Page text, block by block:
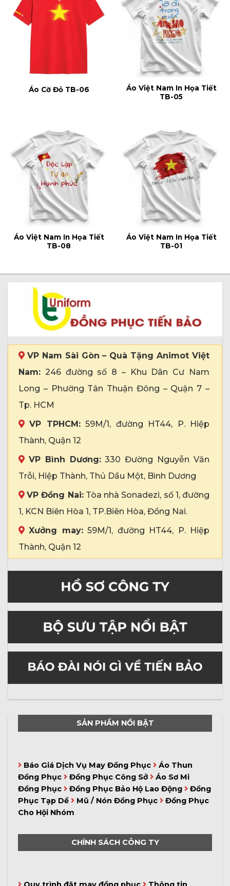
Áo Cờ Đỏ TB-06
Áo Việt Nam In Họa Tiết
TB-05
Áo Việt Nam In Họa Tiết
TB-08
Áo Việt Nam In Họa Tiết
TB-01
VP Nam Sài Gòn – Quà Tặng Animot Việt
Nam: 246 đường số 8 – Khu Dân Cư Nam
Long – Phường Tân Thuận Đông – Quận 7 –
Tp. HCM
VP TPHCM:59M/1, đường HT44, P. Hiệp
Thành, Quận 12
VP Bình Dương:330 Đường Nguyễn Văn
Trỗi, Hiệp Thành, Thủ Dầu Một, Bình Dương
VP Đồng Nai:Tòa nhà Sonadezi, số 1, đường
1, KCN Biên Hòa 1, TP.Biên Hòa, Đồng Nai.
Xưởng may:59M/1, đường HT44, P. Hiệp
Thành, Quận 12
SẢN PHẨM NỔI BẬT
Báo Giá Dịch Vụ May Đồng Phục
Áo Thun
Đồng Phục
Đồng Phục Công Sở
Áo Sơ Mi
Đồng Phục
Đồng Phục Bảo Hộ Lao Động
Đồng
Phục Tạp Dề
Mũ / Nón Đồng Phục
Đồng Phục
Cho Hội Nhóm
CHÍNH SÁCH CÔNG TY